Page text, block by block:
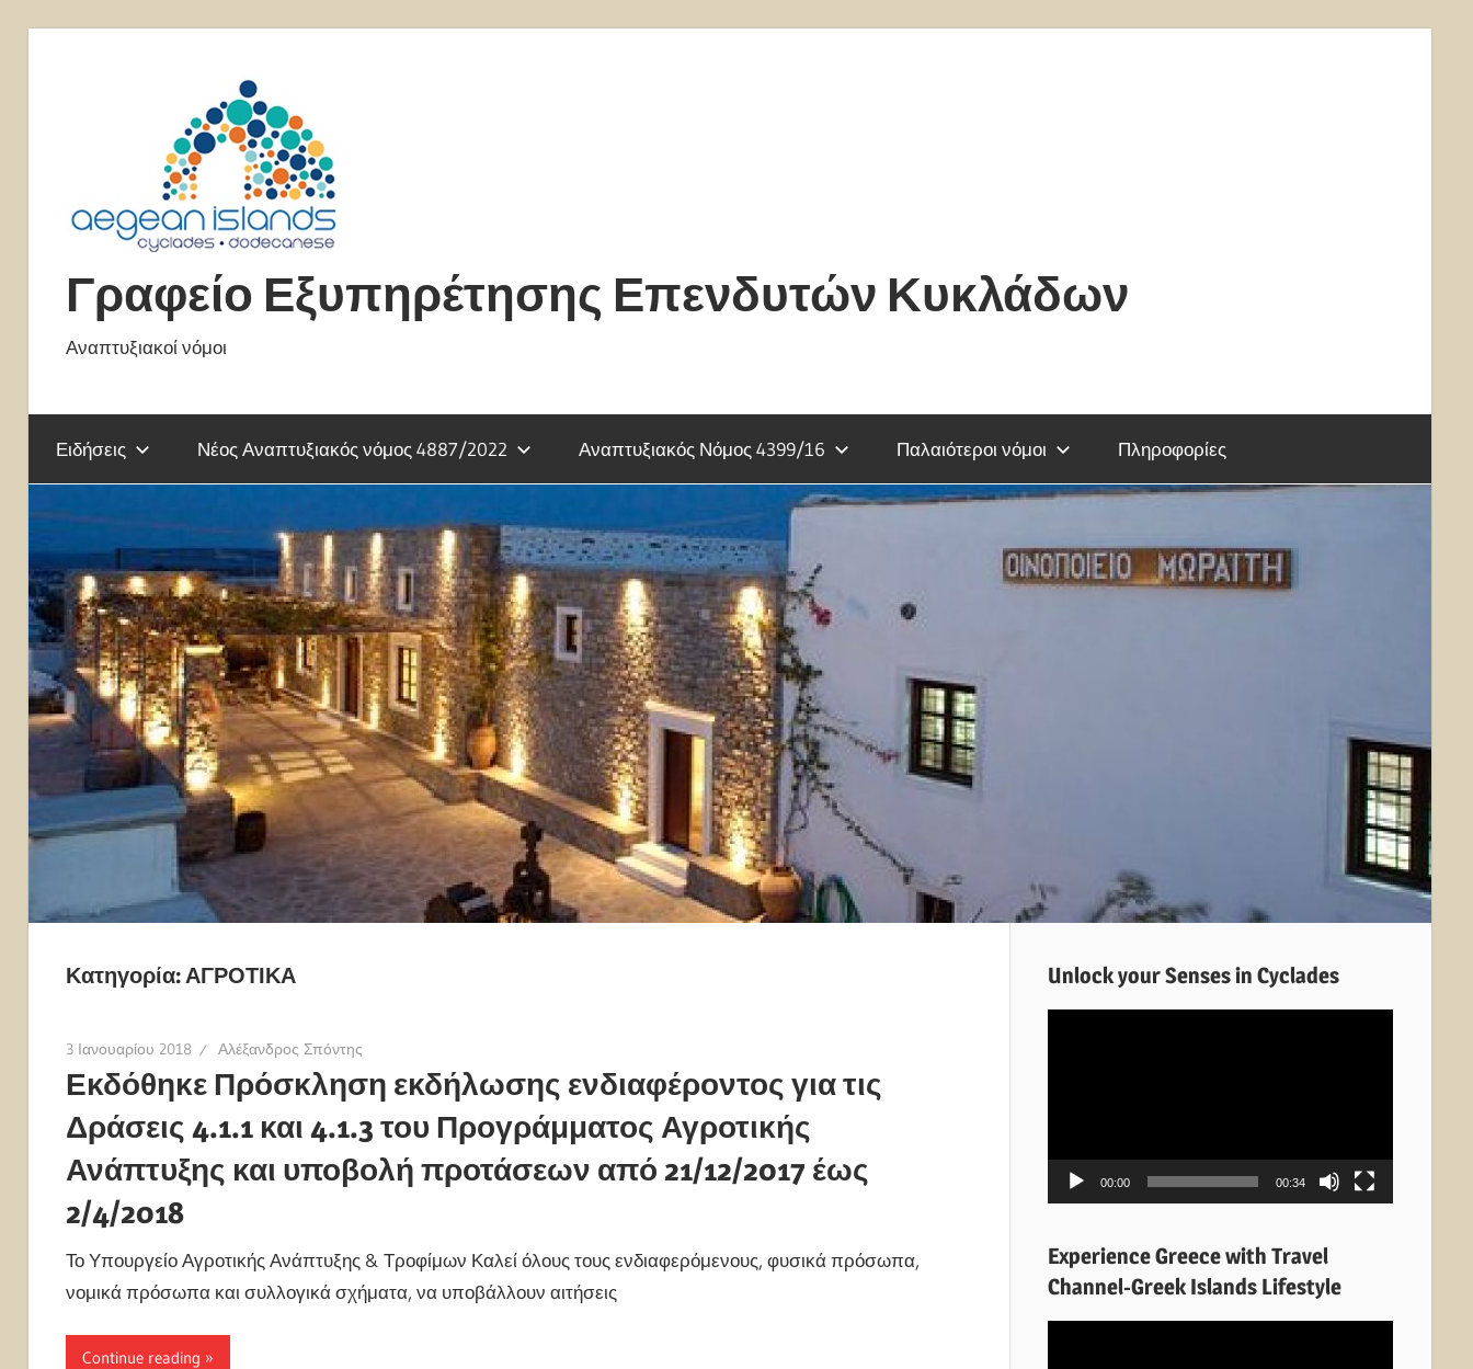
Γραφείο Εξυπηρέτησης Επενδυτών Κυκλάδων
Αναπτυξιακοί νόμοι
Ειδήσεις Νέος Αναπτυξιακός νόμος 4887/2022 Αναπτυξιακός Νόμος 4399/16 Παλαιότεροι νόμοι Πληροφορίες
Κατηγορία: ΑΓΡΟΤΙΚΑ
3 Ιανουαρίου 2018 Αλέξανδρος Σπόντης
Εκδόθηκε Πρόσκληση εκδήλωσης ενδιαφέροντος για τις
Δράσεις 4.1.1 και 4.1.3 του Προγράμματος Αγροτικής
Ανάπτυξης και υποβολή προτάσεων από 21/12/2017 έως
2/4/2018
Το Υπουργείο Αγροτικής Ανάπτυξης & Τροφίμων Καλεί όλους τους ενδιαφερόμενους, φυσικά πρόσωπα,
νομικά πρόσωπα και συλλογικά σχήματα, να υποβάλλουν αιτήσεις
Continue reading
Unlock your Senses in Cyclades
00:00 00:34
Experience Greece with Travel
Channel-Greek Islands Lifestyle